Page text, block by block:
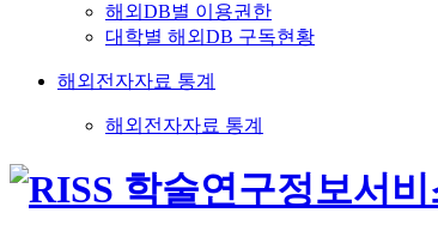
해외DB별 이용권한
대학별 해외DB 구독현황
해외전자자료 통계
해외전자자료 통계